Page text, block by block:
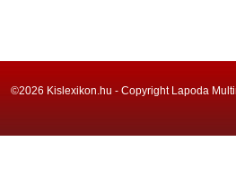
©2026 Kislexikon.hu - Copyright Lapoda